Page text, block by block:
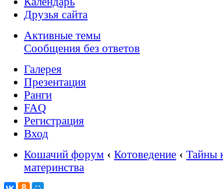
Друзья сайта
Активные темы
Сообщения без ответов
Галерея
Презентация
Ранги
FAQ
Регистрация
Вход
Кошачий форум ‹ Котоведение ‹ Тайны
материнства